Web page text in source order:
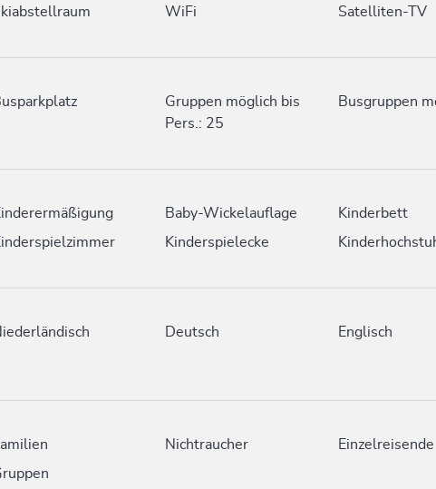
WiFi Satelliten-TV
Gruppen möglich bis
Pers.: 25
Busgruppen
Baby-Wickelauflage
Kinderbett
Kinderspielecke
Deutsch Englisch
Nichtraucher
Einzelreisende